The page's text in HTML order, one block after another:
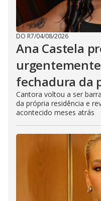
DO R7/04/08/2026
Ana Castela
fechadura da
Cantora voltou a ser
da própria residência e
acontecido meses atrás